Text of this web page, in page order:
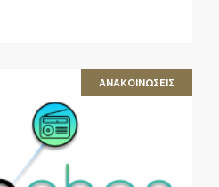
ΑΝΑΚΟΙΝΩΣΕΙΣ